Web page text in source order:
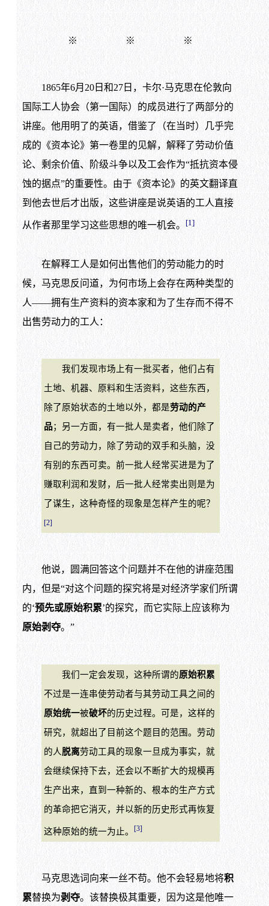
※ ※ ※
1865年6月20日和27日，卡尔·马克思在伦敦向
国际工人协会（第一国际）的成员进行了两部分的
讲座。他用明了的英语，借鉴了（在当时）几乎完
成的《资本论》第一卷里的见解，解释了劳动价值
论、剩余价值、阶级斗争以及工会作为“抵抗资本侵
蚀的据点”的重要性。由于《资本论》的英文翻译直
到他去世后才出版，这些讲座是说英语的工人直接
从作者那里学习这些思想的唯一机会。 [1]
在解释工人是如何出售他们的劳动能力的时
候，马克思反问道，为何市场上会存在两种类型的
人——拥有生产资料的资本家和为了生存而不得不
出售劳动力的工人：
我们发现市场上有一批买者，他们占有
土地、机器、原料和生活资料，这些东西，
除了原始状态的土地以外，都是劳动的产
品；另一方面，有一批人是卖者，他们除了
自己的劳动力，除了劳动的双手和头脑，没
有别的东西可卖。前一批人经常买进是为了
赚取利润和发财，后一批人经常卖出则是为
了谋生，这种奇怪的现象是怎样产生的呢？
[2]
他说，圆满回答这个问题并不在他的讲座范围
内，但是“对这个问题的探究将是对经济学家们所谓
的‘预先或原始积累’的探究，而它实际上应该称为
原始剥夺。”
我们一定会发现，这种所谓的原始积累
不过是一连串使劳动者与其劳动工具之间的
原始统一被破坏的历史过程。可是，这样的
研究，就超出了目前这个题目的范围。劳动
的人 脱离劳动工具的现象一旦成为事实，就
会继续保持下去，还会以不断扩大的规模再
生产出来，直到一种新的、根本的生产方式
的革命把它消灭，并以新的历史形式再恢复
这种原始的统一为止。 [3]
马克思选词向来一丝不苟。他不会轻易地将积
累替换为剥夺。该替换极其重要，因为这是他唯一